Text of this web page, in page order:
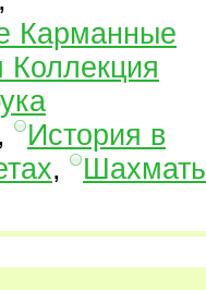
Карманные
,
История в
,